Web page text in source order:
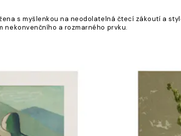
s myšlenkou na neodolatelná čtecí zákoutí a
nekonvenčního a rozmarného prvku.